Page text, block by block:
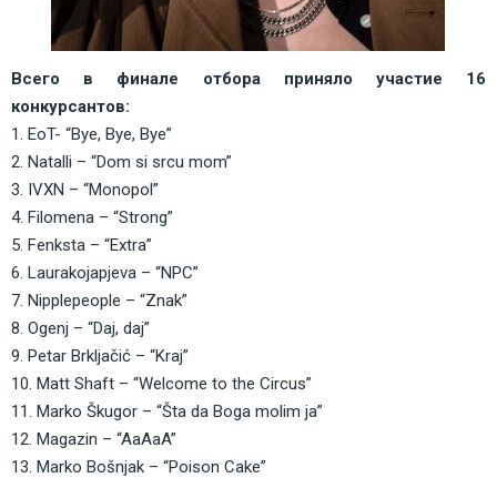
Всего в финале отбора приняло участие 16
конкурсантов:
1. EoT- “Bye, Bye, Bye”
2. Natalli – “Dom si srcu mom”
3. IVXN – “Monopol”
4. Filomena – “Strong”
5. Fenksta – “Extra”
6. Laurakojapjeva – “NPC”
7. Nipplepeople – “Znak”
8. Ogenj – “Daj, daj”
9. Petar Brkljačić – “Kraj”
10. Matt Shaft – “Welcome to the Circus”
11. Marko Škugor – “Šta da Boga molim ja”
12. Magazin – “AaAaA”
13. Marko Bošnjak – “Poison Cake”